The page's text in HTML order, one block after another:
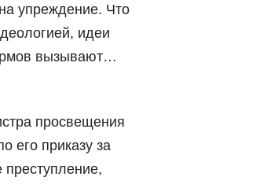
упреждение. Что
идеи
вызывают…
просвещения
его приказу за
преступление,